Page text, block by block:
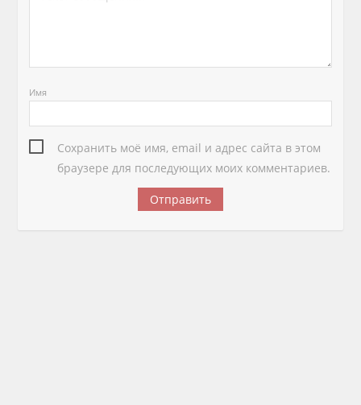
Имя
Сохранить моё имя, email и адрес сайта в этом
браузере для последующих моих комментариев.